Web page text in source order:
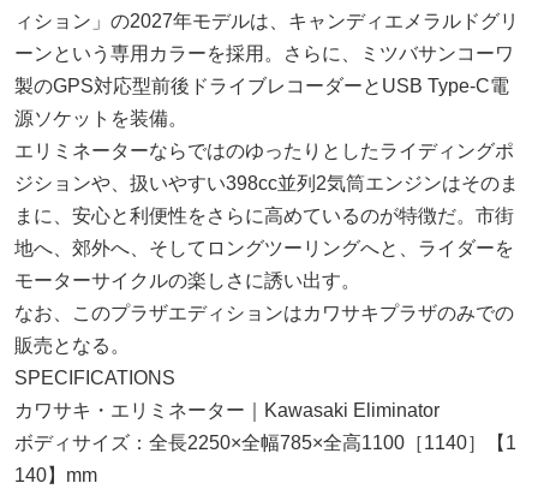
ィション」の2027年モデルは、キャンディエメラルドグリ
ーンという専用カラーを採用。さらに、ミツバサンコーワ
製のGPS対応型前後ドライブレコーダーとUSB Type-C電
源ソケットを装備。
エリミネーターならではのゆったりとしたライディングポ
ジションや、扱いやすい398cc並列2気筒エンジンはそのま
まに、安心と利便性をさらに高めているのが特徴だ。市街
地へ、郊外へ、そしてロングツーリングへと、ライダーを
モーターサイクルの楽しさに誘い出す。
なお、このプラザエディションはカワサキプラザのみでの
販売となる。
SPECIFICATIONS
カワサキ・エリミネーター｜Kawasaki Eliminator
ボディサイズ：全長2250×全幅785×全高1100［1140］【1
140】mm